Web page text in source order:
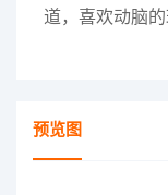
道，喜欢动脑的
预览图